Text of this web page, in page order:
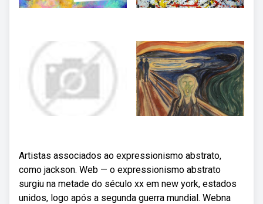
Artistas associados ao expressionismo abstrato,
como jackson. Web — o expressionismo abstrato
surgiu na metade do século xx em new york, estados
unidos, logo após a segunda guerra mundial. Webna